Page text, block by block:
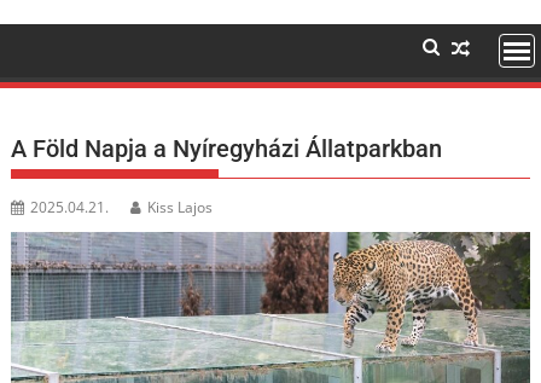
A Föld Napja a Nyíregyházi Állatparkban
2025.04.21. Kiss Lajos